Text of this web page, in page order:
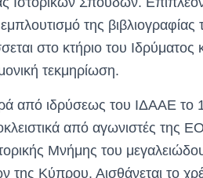
της βιβλιογραφίας
στο κτήριο του Ιδρύματος
τεκμηρίωση.
από ιδρύσεως του ΙΔΑΑΕ το
από αγωνιστές της
Μνήμης του
Κύπρου. Αισθάνεται το